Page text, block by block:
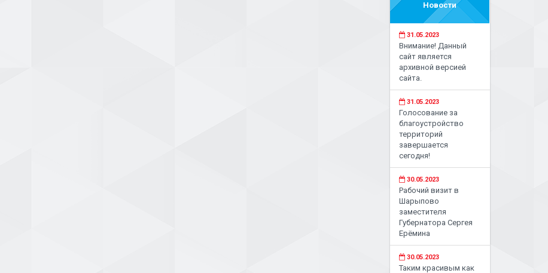
Новости
31.05.2023
Внимание! Данный
сайт является
архивной версией
сайта.
31.05.2023
Голосование за
благоустройство
территорий
завершается
сегодня!
30.05.2023
Рабочий визит в
Шарыпово
заместителя
Губернатора Сергея
Ерёмина
30.05.2023
Таким красивым как